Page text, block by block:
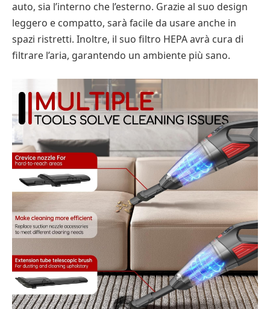
auto, sia l’interno che l’esterno. Grazie al suo design
leggero e compatto, sarà facile da usare anche in
spazi ristretti. Inoltre, il suo filtro HEPA avrà cura di
filtrare l’aria, garantendo un ambiente più sano.